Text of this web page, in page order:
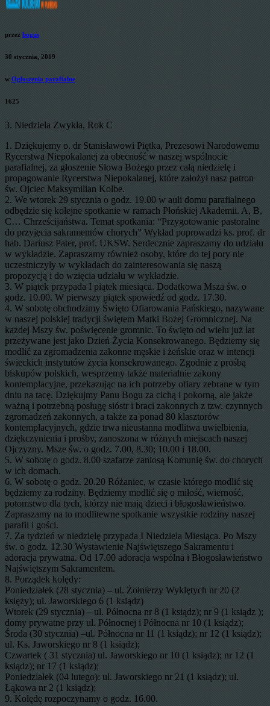
przez bogus
30 stycznia, 2019
w Ogłoszenia parafialne
1625
3. Niedziela Zwykła, Rok C
1. Dziękujemy o. dr Stanisławowi Piętka, Prezesowi Narodowemu
Rycerstwa Niepokalanej za obecność w naszej wspólnocie
parafialnej, za głoszenie Słowa Bożego przez całą niedzielę i
propagowanie Rycerstwa Niepokalanej, które założył nasz patron
św. Ojciec Maksymilian Kolbe.
2. We wtorek 29 stycznia o godz. 19.00 w auli domu parafialnego
odbędzie się kolejne spotkanie w ramach Płońskiej Akademii. A, B,
C… Chrześcijaństwa. Temat spotkania: “Przygotowanie pastoralne
do przyjęcia sakramentów chorych” Wykład poprowadzi ks. prof. dr
hab. Dariusz Pater, prof. UKSW. Serdecznie zapraszamy do udziału
w wykładzie. Zapraszamy również osoby, które do tej pory nie
uczestniczyły w wykładach do zainteresowania się naszą
propozycją i do wzięcia udziału w wykładzie.
3. W piątek przypada I piątek miesiąca. Dodatkowa Msza św. o
godz. 10.00. W pierwszy piątek spowiedź od godz. 17.30.
4. W sobotę obchodzimy Święto Ofiarowania Pańskiego, nazywane
w naszej polskiej tradycji świętem Matki Bożej Gromnicznej. Na
każdej Mszy św. poświęcenie gromnic. To święto od wielu już lat
przeżywane jest jako Dzień Życia Konsekrowanego. Będziemy się
modlić za zgromadzenia zakonne męskie i żeńskie oraz w intencji
świeckich instytutów życia konsekrowanego. Zgodnie z prośbą
biskupów polskich, wesprzemy także materialnie zakony
kontemplacyjne, przekazując na ich potrzeby ofiary zebrane w tym
dniu na tacę. Dziękujmy Panu Bogu za cichą i pokorną, ale jakże
ważną i potrzebną posługę sióstr i braci zakonnych z tzw. czynnych
zgromadzeń zakonnych, a także za ponad 80 klasztorów
kontemplacyjnych, gdzie trwa nieustanna modlitwa uwielbienia,
dziękczynienia i prośby, zanoszona w różnych miejscach naszej
Ojczyzny. Msze św. o godz. 7.00, 8.30; 10.00 i 18.00.
5. W sobotę o godz. 8.00 szafarze zaniosą Komunię św. do chorych
w ich domach.
6. W sobotę o godz. 20.20 Różaniec, w czasie którego modlić się
będziemy za rodziny. Będziemy modlić się o miłość, wierność,
potomstwo dla tych, którzy nie mają dzieci i błogosławieństwo.
Zapraszamy na to modlitewne spotkanie wszystkie rodziny naszej
parafii i gości.
7. Za tydzień w niedzielę przypada I Niedziela Miesiąca. Po Mszy
św. o godz. 12.30 Wystawienie Najświętszego Sakramentu i
adoracja prywatna. Od 17.00 adoracja wspólna i Błogosławieństwo
Najświętszym Sakramentem.
8. Porządek kolędy:
Poniedziałek (28 stycznia) – ul. Żołnierzy Wyklętych nr 20 (2
księży); ul. Jaworskiego 6 (1 ksiądz)
Wtorek (29 stycznia) – ul. Północna nr 8 (1 ksiądz); nr 9 (1 ksiądz );
domy prywatne przy ul. Północnej i Północna nr 10 (1 ksiądz);
Środa (30 stycznia) –ul. Północna nr 11 (1 ksiądz); nr 12 (1 ksiądz);
ul. Ks. Jaworskiego nr 8 (1 ksiądz);
Czwartek ( 31 stycznia) ul. Jaworskiego nr 10 (1 ksiądz); nr 12 (1
ksiądz); nr 17 (1 ksiądz);
Poniedziałek (04 lutego): ul. Jaworskiego nr 21 (1 ksiądz); ul.
Łąkowa nr 2 (1 ksiądz);
9. Kolędę rozpoczynamy o godz. 16.00.